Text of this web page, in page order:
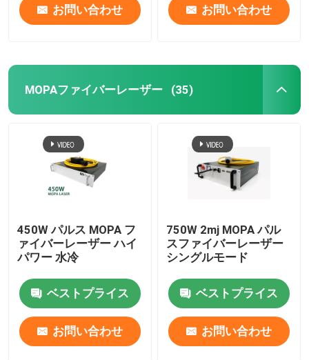
お問い合わせ お問い合わせ
MOPAファイバーレーザー (35)
450W パルス MOPA フ
ァイバーレーザー ハイ
パワー 水冷
ベストプライス
お問い合わせ
750W 2mj MOPA パル
スファイバーレーザー
シングルモード
ベストプライス
お問い合わせ